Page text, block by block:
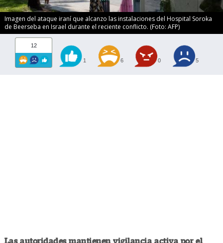
Imagen del ataque iraní que alcanzo las instalaciones del Hospital Soroka
de Beerseba en Israel durante el reciente conflicto. (Foto: AFP)
12
1 6 0 5
Las autoridades mantienen vigilancia activa por el